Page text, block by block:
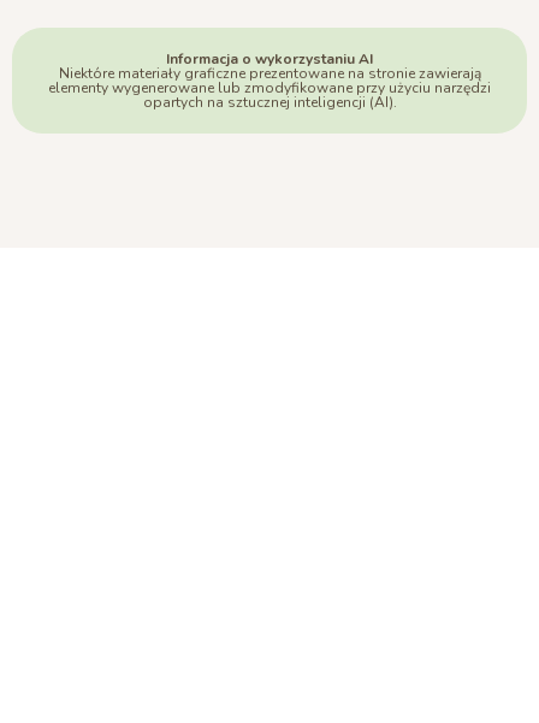
Informacja o wykorzystaniu AI
Niektóre materiały graficzne prezentowane na stronie zawierają
elementy wygenerowane lub zmodyfikowane przy użyciu narzędzi
opartych na sztucznej inteligencji (AI).